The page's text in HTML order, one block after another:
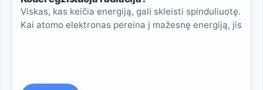
Viskas, kas keičia energiją, gali skleisti spinduliuotę.
Kai atomo elektronas pereina į mažesnę energiją, jis